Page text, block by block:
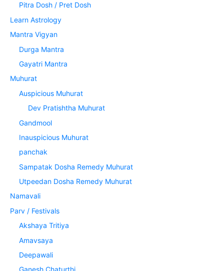
Pitra Dosh / Pret Dosh
Learn Astrology
Mantra Vigyan
Durga Mantra
Gayatri Mantra
Muhurat
Auspicious Muhurat
Dev Pratishtha Muhurat
Gandmool
Inauspicious Muhurat
panchak
Sampatak Dosha Remedy Muhurat
Utpeedan Dosha Remedy Muhurat
Namavali
Parv / Festivals
Akshaya Tritiya
Amavsaya
Deepawali